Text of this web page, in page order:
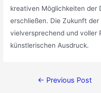
kreativen Möglichkeiten der
erschließen. Die Zukunft
vielversprechend und voller
künstlerischen Ausdruck.
← Previous Post